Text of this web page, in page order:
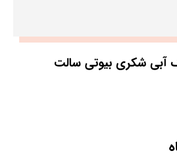
آبی شکری بیوتی سالت